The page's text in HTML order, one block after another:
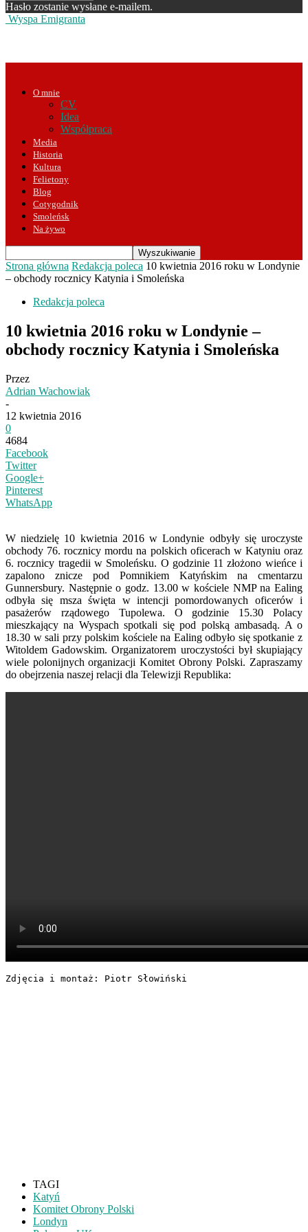
Hasło zostanie wysłane e-mailem.
Wyspa Emigranta
O mnie
CV
Idea
Współpraca
Media
Historia
Kultura
Felietony
Blog
Cotygodnik
Smoleńsk
Na żywo
Strona główna Redakcja poleca 10 kwietnia 2016 roku w Londynie
– obchody rocznicy Katynia i Smoleńska
Redakcja poleca
10 kwietnia 2016 roku w Londynie –
obchody rocznicy Katynia i Smoleńska
Przez
Adrian Wachowiak
-
12 kwietnia 2016
0
4684
Facebook
Twitter
Google+
Pinterest
WhatsApp
W niedzielę 10 kwietnia 2016 w Londynie odbyły się uroczyste
obchody 76. rocznicy mordu na polskich oficerach w Katyniu oraz
6. rocznicy tragedii w Smoleńsku. O godzinie 11 złożono wieńce i
zapalono znicze pod Pomnikiem Katyńskim na cmentarzu
Gunnersbury. Następnie o godz. 13.00 w kościele NMP na Ealing
odbyła się msza święta w intencji pomordowanych oficerów i
pasażerów rządowego Tupolewa. O godzinie 15.30 Polacy
mieszkający na Wyspach spotkali się pod polską ambasadą. A o
18.30 w sali przy polskim kościele na Ealing odbyło się spotkanie z
Witoldem Gadowskim. Organizatorem uroczystości był skupiający
wiele polonijnych organizacji Komitet Obrony Polski. Zapraszamy
do obejrzenia naszej relacji dla Telewizji Republika:
Zdjęcia i montaż: Piotr Słowiński
TAGI
Katyń
Komitet Obrony Polski
Londyn